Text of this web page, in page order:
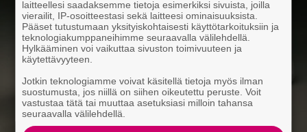
laitteellesi saadaksemme tietoja esimerkiksi sivuista, joilla
vierailit, IP-osoitteestasi sekä laitteesi ominaisuuksista.
Pääset tutustumaan yksityiskohtaisesti käyttötarkoituksiin ja
teknologiakumppaneihimme seuraavalla välilehdellä.
Hylkääminen voi vaikuttaa sivuston toimivuuteen ja
käytettävyyteen.
Jotkin teknologiamme voivat käsitellä tietoja myös ilman
suostumusta, jos niillä on siihen oikeutettu peruste. Voit
vastustaa tätä tai muuttaa asetuksiasi milloin tahansa
seuraavalla välilehdellä.